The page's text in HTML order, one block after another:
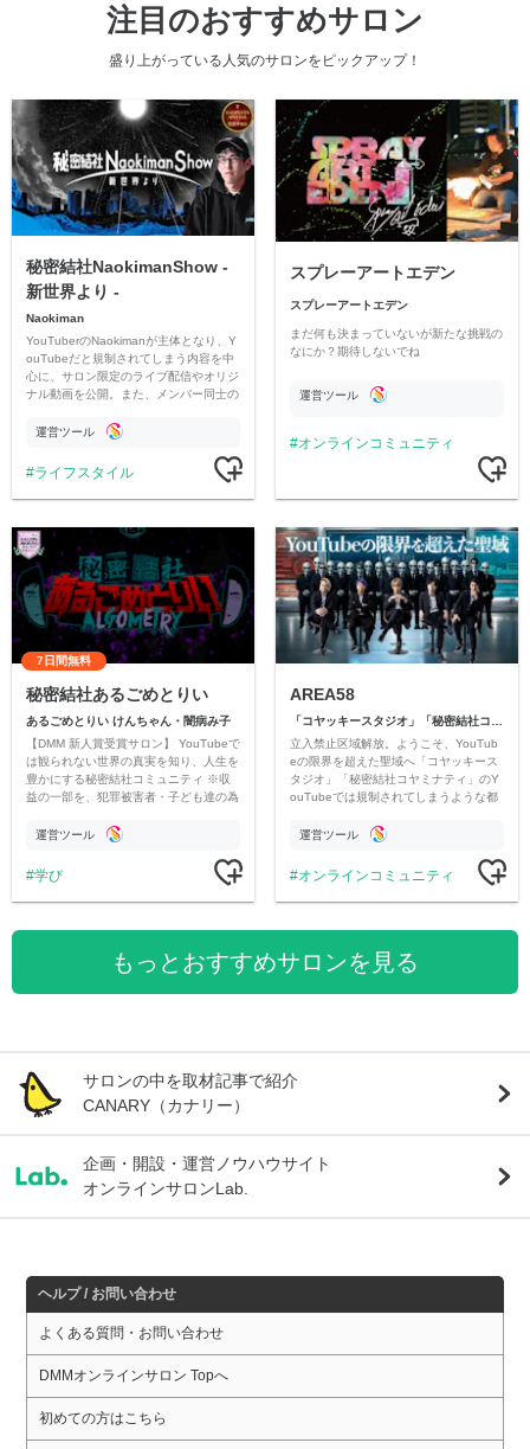
注目のおすすめサロン
盛り上がっている人気のサロンをピックアップ！
秘密結社NaokimanShow -
新世界より -
Naokiman
YouTuberのNaokimanが主体となり、Y
ouTubeだと規制されてしまう内容を中
心に、サロン限定のライブ配信やオリジ
ナル動画を公開。また、メンバー同士の
ただいています。
運営ツール
ライフスタイル
スプレーアートエデン
スプレーアートエデン
まだ何も決まっていないが新たな挑戦の
なにか？期待しないでね
運営ツール
オンラインコミュニティ
7日間無料
秘密結社あるごめとりい
あるごめとりい けんちゃん・闇病み子
【DMM 新人賞受賞サロン】 YouTubeで
は観られない世界の真実を知り、人生を
豊かにする秘密結社コミュニティ ※収
益の一部を、犯罪被害者・子ども達の為
す運営ツール
学び
AREA58
立入禁止区域解放。ようこそ、YouTub
eの限界を超えた聖域へ「コヤッキース
タジオ」「秘密結社コヤミナティ」のY
ouTubeでは規制されてしまうような都
公開。
運営ツール
オンラインコミュニティ
もっとおすすめサロンを見る
サロンの中を取材記事で紹介
CANARY（カナリー）
企画・開設・運営ノウハウサイト
オンラインサロンLab.
ヘルプ / お問い合わせ
よくある質問・お問い合わせ
DMMオンラインサロン Topへ
初めての方はこちら